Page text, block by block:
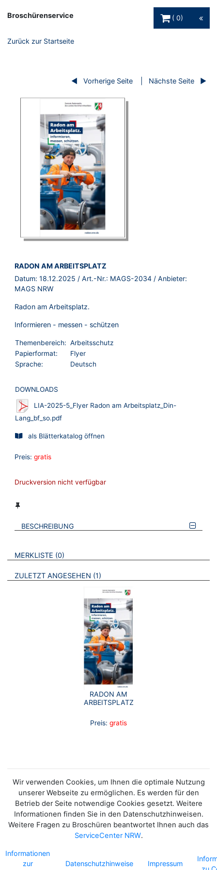
Broschürenservice
0
Zurück zur Startseite
Vorherige Seite Nächste Seite
BROSCHÜRE:
RADON AM ARBEITSPLATZ
Datum: 18.12.2025 / Art.-Nr.: MAGS-2034 / Anbieter:
MAGS NRW
Radon am Arbeitsplatz.
Informieren - messen - schützen
Themenbereich: Arbeitsschutz
Papierformat:
Flyer
Sprache:
Deutsch
DOWNLOADS
LIA-2025-5_Flyer Radon am Arbeitsplatz_Din-
Lang_bf_so.pdf
als Blätterkatalog öffnen
Preis: gratis
Druckversion nicht verfügbar
BESCHREIBUNG
VERWEISE AUF VERMERKTE- ODER ZULETZT ANGESEHENE
MERKLISTE 0 BROSCHÜREN
ZULETZT ANGESEHEN 1 BROSCHÜREN
RADON AM
ARBEITSPLATZ
Preis: gratis
Wir verwenden Cookies, um Ihnen die optimale Nutzung
unserer Webseite zu ermöglichen. Es werden für den
Betrieb der Seite notwendige Cookies gesetzt. Weitere
Informationen finden Sie in den Datenschutzhinweisen.
Weitere Fragen zu Broschüren beantwortet Ihnen auch das
ServiceCenter NRW.
Informationen
zur
Datenschutzhinweise Impressum